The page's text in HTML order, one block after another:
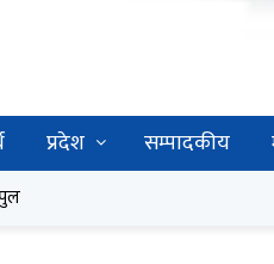
प्रदेश सम्पादकीय